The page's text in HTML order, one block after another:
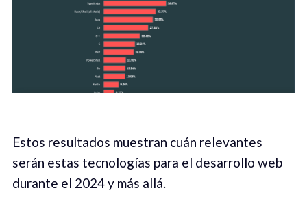
Estos resultados muestran cuán relevantes
serán estas tecnologías para el desarrollo web
durante el 2024 y más allá.